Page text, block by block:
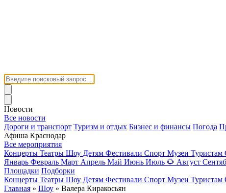
Новости
Все новости
Дороги и транспорт Туризм и отдых Бизнес и финансы Погода
Афиша Краснодар
Все мероприятия
Концерты Театры Шоу Детям Фестивали Спорт Музеи Туристам
Январь Февраль Март Апрель Май Июнь Июль 🌻 Август
Площадки Подборки
Концерты Театры Шоу Детям Фестивали Спорт Музеи Туристам
Главная » Шоу » Валера Киракосьян